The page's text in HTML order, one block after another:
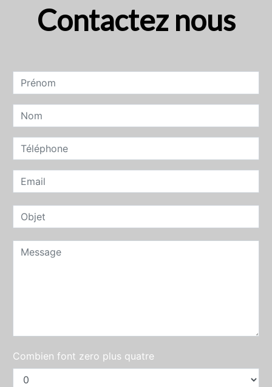
Contactez nous
Combien font zero plus quatre